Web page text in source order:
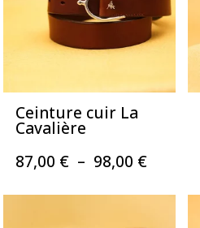
Ceinture cuir La
Cavalière
87,00 € – 98,00 €Plage
prix :